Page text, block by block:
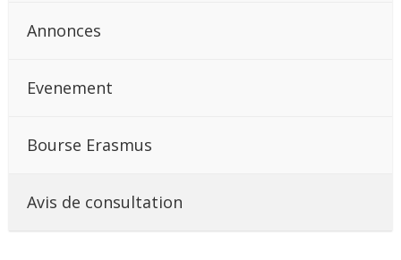
Annonces
Evenement
Bourse Erasmus
Avis de consultation